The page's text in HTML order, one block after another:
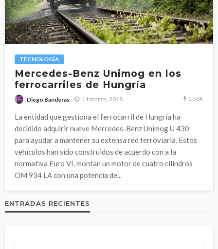
TECNOLOGÍA
Mercedes-Benz Unimog en los
ferrocarriles de Hungría
Diego Banderas 11 marzo, 2018 1.58K
La entidad que gestiona el ferrocarril de Hungría ha
decidido adquirir nueve Mercedes-Benz Unimog U 430
para ayudar a mantener su extensa red ferroviaria. Estos
vehículos han sido construidos de acuerdo con a la
normativa Euro VI, montan un motor de cuatro cilindros
OM 934 LA con una potencia de...
ENTRADAS RECIENTES